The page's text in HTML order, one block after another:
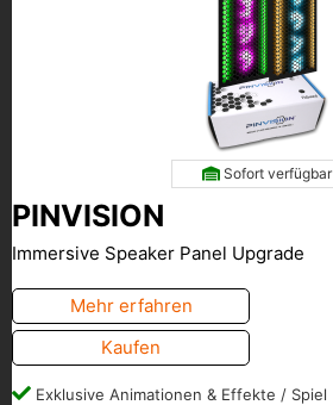
Sofort verfügbar
PINVISION
Immersive Speaker Panel Upgrade
Mehr erfahren
Kaufen
Exklusive Animationen & Effekte / Spiel